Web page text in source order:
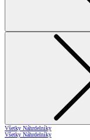
Všetky Náhrdelníky
Všetky Náhrdelníky